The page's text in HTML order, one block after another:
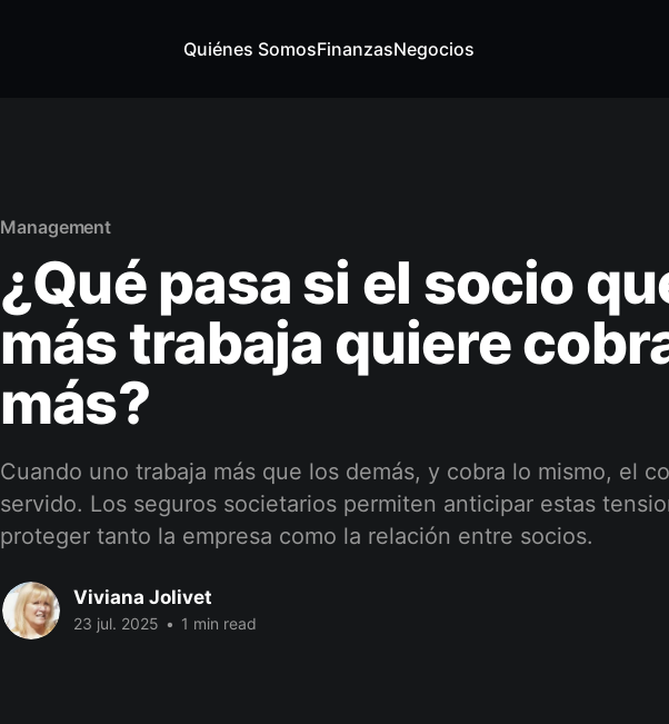
Quiénes SomosFinanzasNegocios
Management
¿Qué pasa si el socio
más trabaja quiere
más?
Cuando uno trabaja más que los demás, y cobra lo mismo, el
servido. Los seguros societarios permiten anticipar estas
proteger tanto la empresa como la relación entre socios.
Viviana Jolivet
23 jul. 2025 • 1 min read